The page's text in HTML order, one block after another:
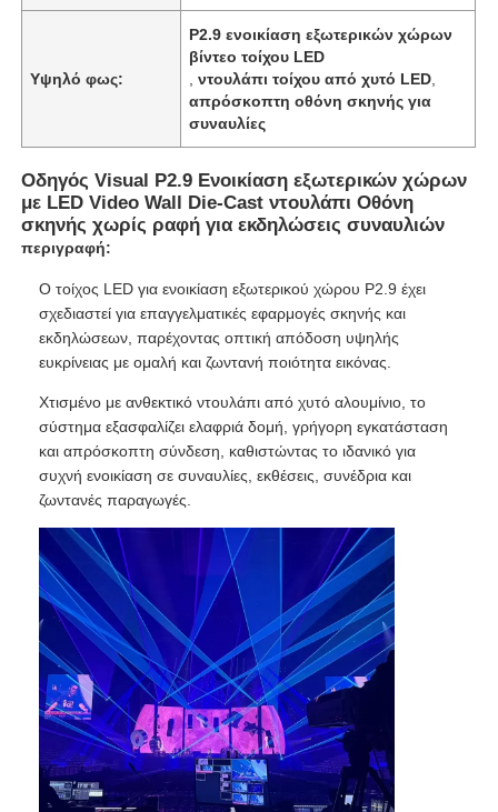
Αρχική
Προϊόντα
Βίντεο
Υψηλό φως:
P2.9 ενοικίαση εξωτερικών χώρων
βίντεο τοίχου LED
,ντουλάπι τοίχου από χυτό LED
απρόσκοπτη οθόνη σκηνής για
συναυλίες
Οδηγός Visual P2.9 Ενοικίαση εξωτερικών χώρων
με LED Video Wall Die-Cast ντουλάπι Οθόνη
σκηνής χωρίς ραφή για εκδηλώσεις συναυλιών
περιγραφή:
Ο τοίχος LED για ενοικίαση εξωτερικού χώρου P2.9 έχει
σχεδιαστεί για επαγγελματικές εφαρμογές σκηνής και
εκδηλώσεων, παρέχοντας οπτική απόδοση υψηλής
ευκρίνειας με ομαλή και ζωντανή ποιότητα εικόνας.
Χτισμένο με ανθεκτικό ντουλάπι από χυτό αλουμίνιο, το
σύστημα εξασφαλίζει ελαφριά δομή, γρήγορη εγκατάσταση
και απρόσκοπτη σύνδεση, καθιστώντας το ιδανικό για
συχνή ενοικίαση σε συναυλίες, εκθέσεις, συνέδρια και
ζωντανές παραγωγές.